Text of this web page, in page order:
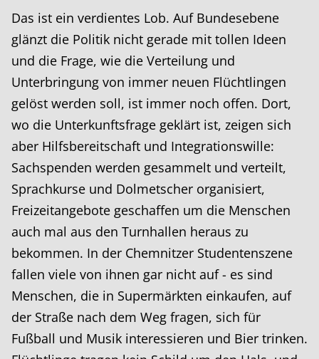
Das ist ein verdientes Lob. Auf Bundesebene
glänzt die Politik nicht gerade mit tollen Ideen
und die Frage, wie die Verteilung und
Unterbringung von immer neuen Flüchtlingen
gelöst werden soll, ist immer noch offen. Dort,
wo die Unterkunftsfrage geklärt ist, zeigen sich
aber Hilfsbereitschaft und Integrationswille:
Sachspenden werden gesammelt und verteilt,
Sprachkurse und Dolmetscher organisiert,
Freizeitangebote geschaffen um die Menschen
auch mal aus den Turnhallen heraus zu
bekommen. In der Chemnitzer Studentenszene
fallen viele von ihnen gar nicht auf - es sind
Menschen, die in Supermärkten einkaufen, auf
der Straße nach dem Weg fragen, sich für
Fußball und Musik interessieren und Bier trinken.